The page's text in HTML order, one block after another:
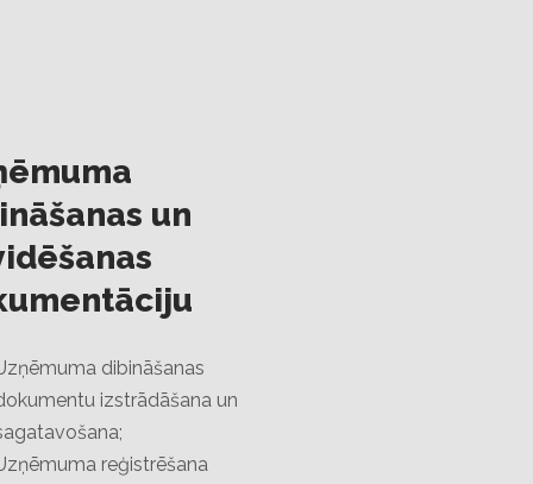
un
dibināšanas
izstrādāšana un
reģistrēšana